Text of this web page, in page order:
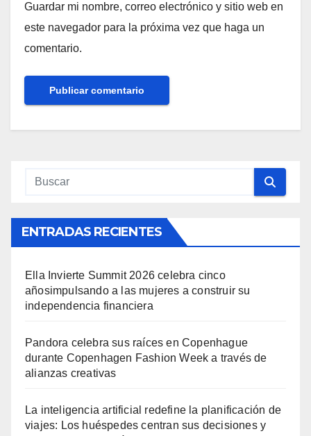
Guardar mi nombre, correo electrónico y sitio web en
este navegador para la próxima vez que haga un
comentario.
ENTRADAS RECIENTES
Ella Invierte Summit 2026 celebra cinco
añosimpulsando a las mujeres a construir su
independencia financiera
Pandora celebra sus raíces en Copenhague
durante Copenhagen Fashion Week a través de
alianzas creativas
La inteligencia artificial redefine la planificación de
viajes: Los huéspedes centran sus decisiones y